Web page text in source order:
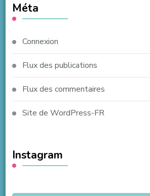
Méta
Connexion
Flux des publications
Flux des commentaires
Site de WordPress-FR
Instagram